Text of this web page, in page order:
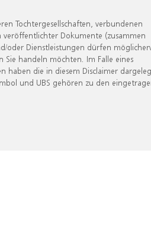
Tochtergesellschaften, verbundenen
Dokumente (zusammen
oder Dienstleistungen dürfen
handeln möchten. Im Falle eines
haben die in diesem Disclaimer
und UBS gehören zu den